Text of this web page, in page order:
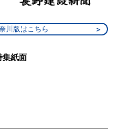
川版はこちら
集紙面